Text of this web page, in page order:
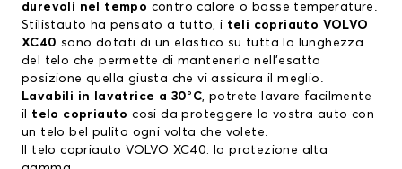
durevoli nel tempo contro calore o basse temperature.
Stilistauto ha pensato a tutto, i teli copriauto VOLVO
XC40 sono dotati di un elastico su tutta la lunghezza
del telo che permette di mantenerlo nell’esatta
posizione quella giusta che vi assicura il meglio.
Lavabili in lavatrice a 30°C, potrete lavare facilmente
il telo copriautocosi da proteggere la vostra auto con
un telo bel pulito ogni volta che volete.
Il telo copriauto VOLVO XC40: la protezione alta